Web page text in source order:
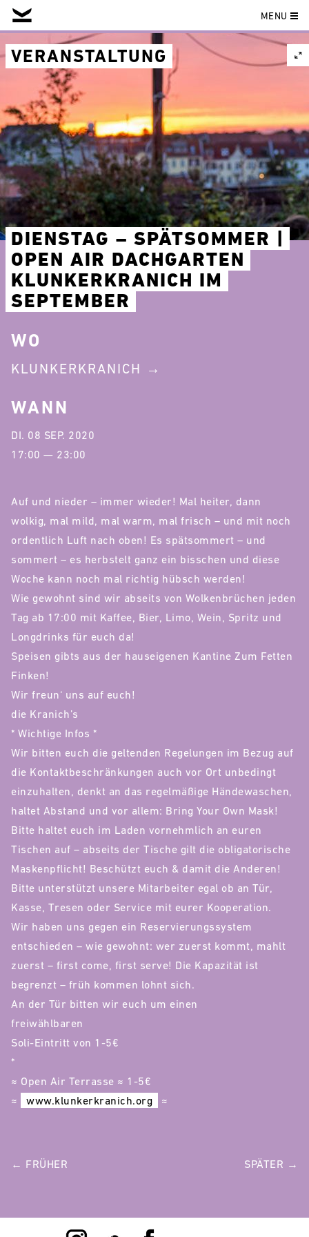
Skip
to
content
MENU
VERANSTALTUNG
DIENSTAG – SPÄTSOMMER |
OPEN AIR DACHGARTEN
KLUNKERKRANICH IM
SEPTEMBER
Auf und nieder – immer wieder! Mal heiter, dann
wolkig, mal mild, mal warm, mal frisch – und mit noch
ordentlich Luft nach oben! Es spätsommert – und
sommert – es herbstelt ganz ein bisschen und diese
Woche kann noch mal richtig hübsch werden!
Wie gewohnt sind wir abseits von Wolkenbrüchen jeden
Tag ab 17:00 mit Kaffee, Bier, Limo, Wein, Spritz und
Longdrinks für euch da!
Speisen gibts aus der hauseigenen Kantine Zum Fetten
Finken!
Wir freun‘ uns auf euch!
die Kranich’s
* Wichtige Infos *
Wir bitten euch die geltenden Regelungen im Bezug auf
die Kontaktbeschränkungen auch vor Ort unbedingt
einzuhalten, denkt an das regelmäßige Händewaschen,
haltet Abstand und vor allem: Bring Your Own Mask!
Bitte haltet euch im Laden vornehmlich an euren
Tischen auf – abseits der Tische gilt die obligatorische
Maskenpflicht! Beschützt euch & damit die Anderen!
Bitte unterstützt unsere Mitarbeiter egal ob an Tür,
Kasse, Tresen oder Service mit eurer Kooperation.
Wir haben uns gegen ein Reservierungssystem
entschieden – wie gewohnt: wer zuerst kommt, mahlt
zuerst – first come, first serve! Die Kapazität ist
begrenzt – früh kommen lohnt sich.
An der Tür bitten wir euch um einen
freiwählbaren
Soli-Eintritt von 1-5€
*
≈ Open Air Terrasse ≈ 1-5€
≈
www.klunkerkranich.org ≈
WO
KLUNKERKRANICH
WANN
DI. 08 SEP. 2020
17:00 — 23:00
POST
← FRÜHER SPÄTER →